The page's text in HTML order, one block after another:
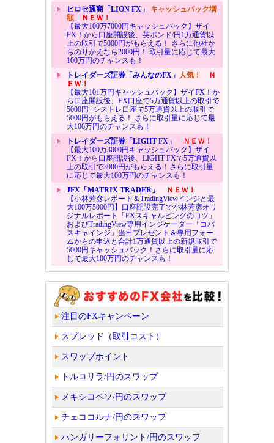
ヒロセ通商「LION FX」 キャッシュバック増
額ＮＥＷ！
【最大100万7000円キャッシュバック】ザイ
FX！から口座開設後、英ポンド/円1万通貨以
上の取引で5000円がもらえる！ さらに他社か
らのりかえなら2000円！ 取引量に応じて最大
100万円のチャンスも！
トレイダーズ証券「みんなのFX」 人気！
Ｎ
ＥＷ！
【最大101万円キャッシュバック】ザイFX！か
ら口座開設後、FX口座で5万通貨以上の取引で
5000円+シストレ口座で5万通貨以上の取引で
5000円がもらえる！ さらに取引量に応じて最
大100万円のチャンスも！
トレイダーズ証券「LIGHT FX」
ＮＥＷ！
【最大100万3000円キャッシュバック】ザイ
FX！から口座開設後、LIGHT FXで5万通貨以
上の取引で3000円がもらえる！さらに取引量
に応じて最大100万円のチャンスも！
JFX「MATRIX TRADER」
ＮＥＷ！
【小林芳彦レポート＆TradingViewインジと最
大100万5000円】口座開設完了で小林芳彦オリ
ジナルレポート「FXスキャルピングのコツ」
およびTradingView専用インジケーター「コバ
スキャインジ」当日プレゼント＆専用フォー
ムからの申込と合計1万通貨以上の新規取引で
5000円キャッシュバック！さらに取引量に応
じて最大100万円のチャンスも！
注目のFXキャンペーン
スプレッド（取引コスト）
スワップポイント
トルコリラ/円のスワップ
メキシコペソ/円のスワップ
チェココルナ/円のスワップ
ハンガリーフォリント/円のスワップ